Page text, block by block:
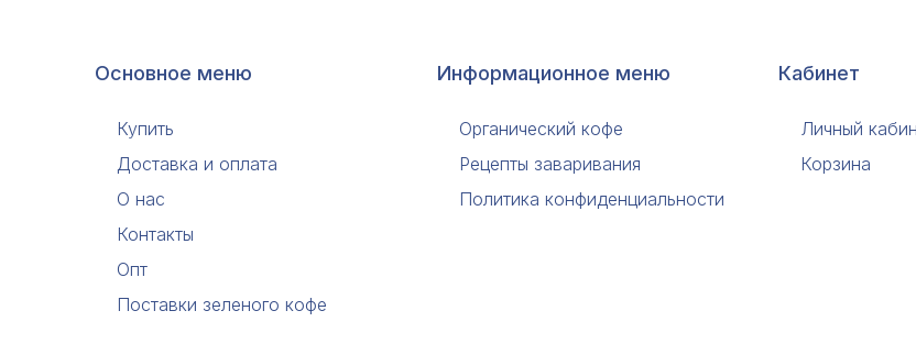
Основное меню
Купить
Доставка и оплата
О нас
Контакты
Опт
Поставки зеленого кофе
Информационное меню
Органический кофе
Рецепты заваривания
Политика конфиденциальности
Кабинет
Личный
Корзина